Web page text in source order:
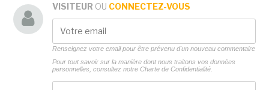
VISITEUR OU CONNECTEZ-VOUS
Renseignez votre email pour être prévenu d'un nouveau commentaire
Pour tout savoir sur la manière dont nous traitons vos données
personnelles, consultez notre Charte de Confidentialité.